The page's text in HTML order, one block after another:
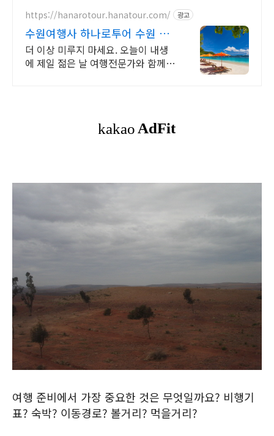
https://hanarotour.hanatour.com/ 광고
수원여행사 하나로투어 수원 장
안구 천천동 여행사
더 이상 미루지 마세요. 오늘이 내생
에 제일 젊은 날 여행전문가와 함께하
여행 준비에서 가장 중요한 것은 무엇일까요? 비행기
표? 숙박? 이동경로? 볼거리? 먹을거리?